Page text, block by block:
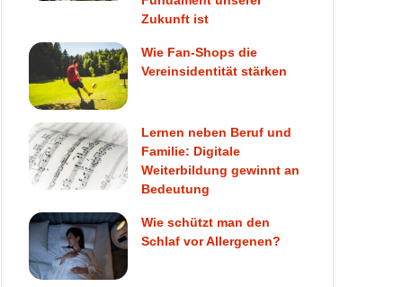
Zukunft ist
Wie Fan-Shops die
Vereinsidentität stärken
Lernen neben Beruf und
Familie: Digitale
Weiterbildung gewinnt an
Bedeutung
Wie schützt man den
Schlaf vor Allergenen?